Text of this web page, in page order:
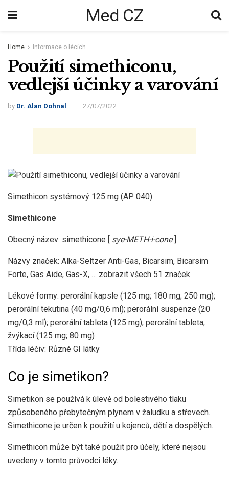
Med CZ
Home Informace o lécích
Použití simethiconu,
vedlejší účinky a varování
by Dr. Alan Dohnal 27/07/2022
Simethicon systémový 125 mg (AP 040)
Simethicone
Obecný název: simethicone [ sye-METH-i-cone]
Názvy značek: Alka-Seltzer Anti-Gas, Bicarsim, Bicarsim
Forte, Gas Aide, Gas-X, … zobrazit všech 51 značek
Lékové formy: perorální kapsle (125 mg; 180 mg; 250 mg);
perorální tekutina (40 mg/0,6 ml); perorální suspenze (20
mg/0,3 ml); perorální tableta (125 mg); perorální tableta,
žvýkací (125 mg; 80 mg)
Třída léčiv: Různé GI látky
Co je simetikon?
Simetikon se používá k úlevě od bolestivého tlaku
způsobeného přebytečným plynem v žaludku a střevech.
Simethicone je určen k použití u kojenců, dětí a dospělých.
Simethicon může být také použit pro účely, které nejsou
uvedeny v tomto průvodci léky.